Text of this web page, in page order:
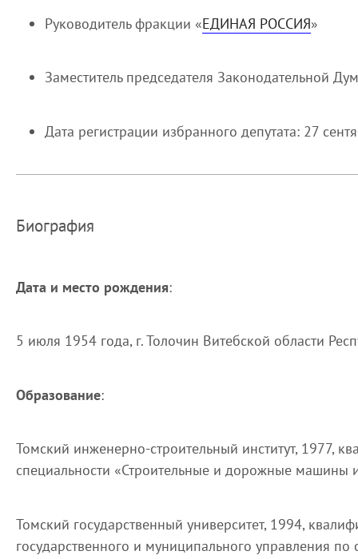
Руководитель фракции «ЕДИНАЯ РОССИЯ»
Заместитель председателя Законодательной
Дата регистрации избранного депутата: 27
Биография
Дата и место рождения:
5 июля 1954 года, г. Толочин Витебской области
Образование:
Томский инженерно-строительный институт, 1977,
специальности «Строительные и дорожные машины
Томский государственный университет, 1994,
государственного и муниципального управления по